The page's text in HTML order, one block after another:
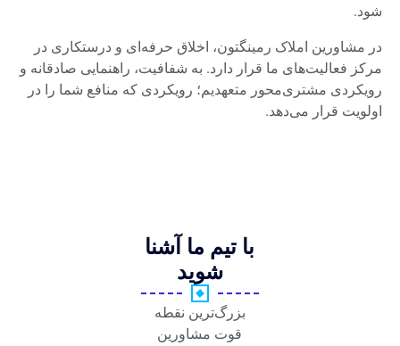
شود.
در مشاورین املاک رمینگتون، اخلاق حرفه‌ای و درستکاری در
مرکز فعالیت‌های ما قرار دارد. به شفافیت، راهنمایی صادقانه و
رویکردی مشتری‌محور متعهدیم؛ رویکردی که منافع شما را در
اولویت قرار می‌دهد.
با تیم ما آشنا
شوید
بزرگ‌ترین نقطه
قوت مشاورین